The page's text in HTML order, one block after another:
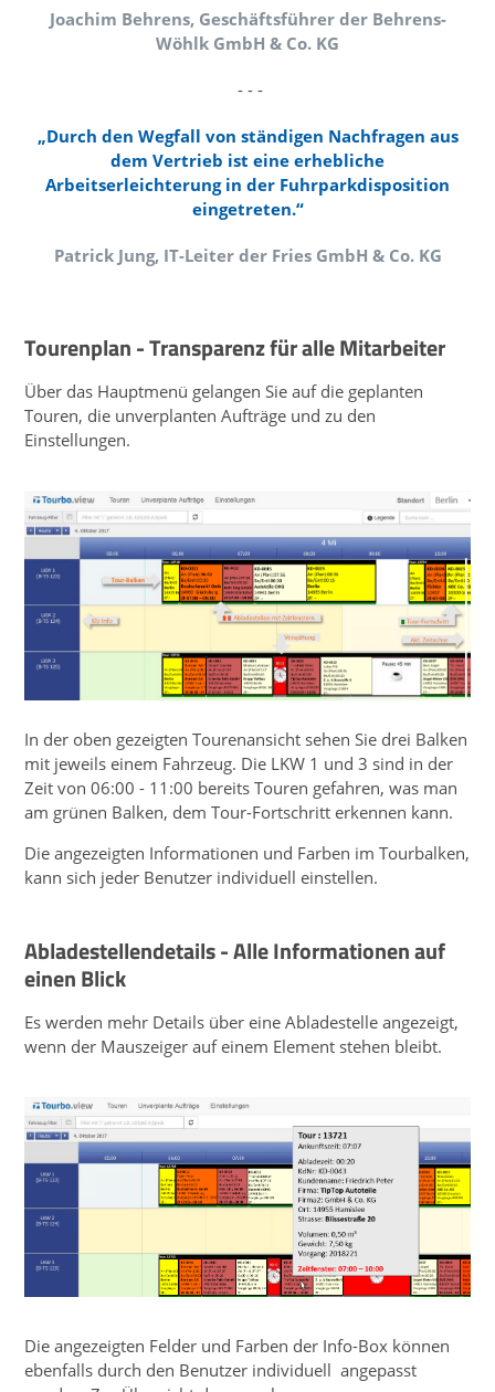
Joachim Behrens, Geschäftsführer der Behrens-
Wöhlk GmbH & Co. KG
- - -
„Durch den Wegfall von ständigen Nachfragen aus
dem Vertrieb ist eine erhebliche
Arbeitserleichterung in der Fuhrparkdisposition
eingetreten.“
Patrick Jung, IT-Leiter der Fries GmbH & Co. KG
Tourenplan - Transparenz für alle Mitarbeiter
Über das Hauptmenü gelangen Sie auf die geplanten
Touren, die unverplanten Aufträge und zu den
Einstellungen.
In der oben gezeigten Tourenansicht sehen Sie drei Balken
mit jeweils einem Fahrzeug. Die LKW 1 und 3 sind in der
Zeit von 06:00 - 11:00 bereits Touren gefahren, was man
am grünen Balken, dem Tour-Fortschritt erkennen kann.
Die angezeigten Informationen und Farben im Tourbalken,
kann sich jeder Benutzer individuell einstellen.
Abladestellendetails - Alle Informationen auf
einen Blick
Es werden mehr Details über eine Abladestelle angezeigt,
wenn der Mauszeiger auf einem Element stehen bleibt.
Die angezeigten Felder und Farben der Info-Box können
ebenfalls durch den Benutzer individuell angepasst